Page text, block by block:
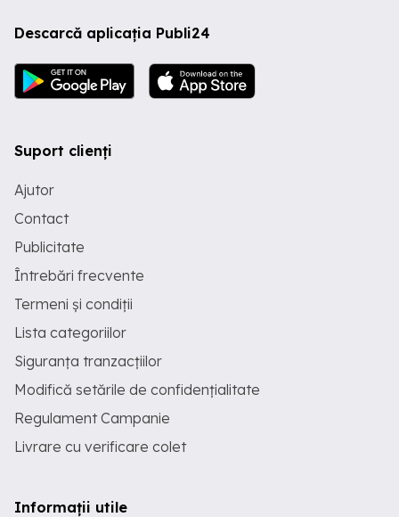
Descarcă aplicația Publi24
Suport clienți
Ajutor
Contact
Publicitate
Întrebări frecvente
Termeni și condiții
Lista categoriilor
Siguranța tranzacțiilor
Modifică setările de confidențialitate
Regulament Campanie
Livrare cu verificare colet
Informații utile